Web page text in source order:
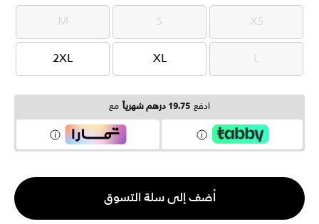
XS
XS
S
S
M
M
L
L
XL
XL
2XL
2XL
ادفع 19.75 درهم شهرياً مع
الكمية
1
أضف إلى سلة التسوق